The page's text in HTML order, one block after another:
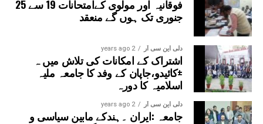
فوقانیہ اور مولوی کےامتحانات 19 سے 25
جنوری تک ہوں گے منعقد
دلی این سی آر 2 years ago
اشتراک کے امکانات کی تلاش میں ہ
±کائیدو،جاپان کے وفد کا جامعہ ملیہ
اسلامیہ کا دورہ
دلی این سی آر 2 years ago
جامعہ :ایران ۔ہندکے مابین سیاسی و